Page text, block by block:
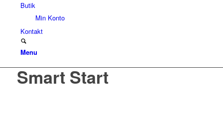
Butik
Min Konto
Kontakt
Menu
Smart Start